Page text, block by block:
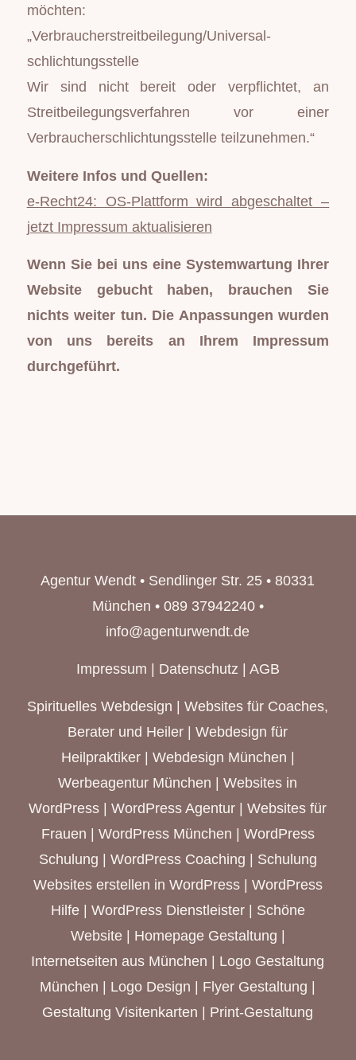
möchten:
„Verbraucher­streit­beilegung/Universal­
schlichtungs­stelle
Wir sind nicht bereit oder verpflichtet, an
Streitbeilegungsverfahren vor einer
Verbraucherschlichtungsstelle teilzunehmen.“
Weitere Infos und Quellen:
e-Recht24: OS-Plattform wird abgeschaltet –
jetzt Impressum aktualisieren
Wenn Sie bei uns eine Systemwartung Ihrer
Website gebucht haben, brauchen Sie
nichts weiter tun. Die Anpassungen wurden
von uns bereits an Ihrem Impressum
durchgeführt.
Agentur Wendt • Sendlinger Str. 25 • 80331
München • 089 37942240 •
info@agenturwendt.de
Impressum | Datenschutz | AGB
Spirituelles Webdesign |Websites für Coaches,
Berater und Heiler |Webdesign für
Heilpraktiker| Webdesign München
Werbeagentur München | Websites in
WordPress | WordPress Agentur |Websites für
Frauen
WordPress München | WordPress
Schulung | WordPress Coaching | Schulung
Websites erstellen in WordPress | WordPress
Hilfe | WordPress Dienstleister | Schöne
Website | Homepage Gestaltung |
Internetseiten aus München | Logo Gestaltung
München | Logo Design | Flyer Gestaltung |
Gestaltung Visitenkarten | Print-Gestaltung